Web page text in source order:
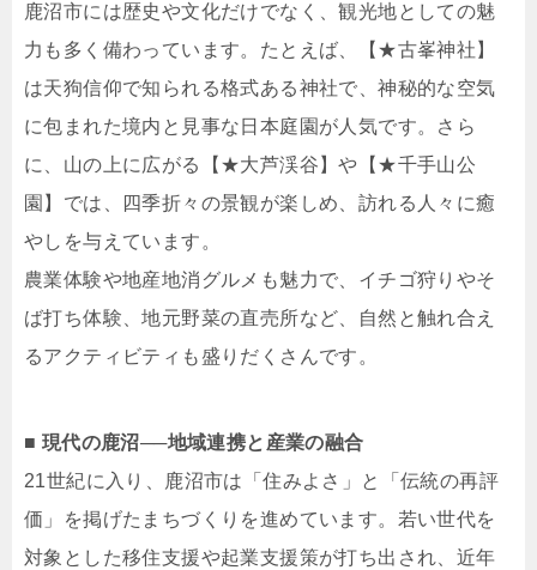
鹿沼市には歴史や文化だけでなく、観光地としての魅
力も多く備わっています。たとえば、【★古峯神社】
は天狗信仰で知られる格式ある神社で、神秘的な空気
に包まれた境内と見事な日本庭園が人気です。さら
に、山の上に広がる【★大芦渓谷】や【★千手山公
園】では、四季折々の景観が楽しめ、訪れる人々に癒
やしを与えています。
農業体験や地産地消グルメも魅力で、イチゴ狩りやそ
ば打ち体験、地元野菜の直売所など、自然と触れ合え
るアクティビティも盛りだくさんです。
■ 現代の鹿沼──地域連携と産業の融合
21世紀に入り、鹿沼市は「住みよさ」と「伝統の再評
価」を掲げたまちづくりを進めています。若い世代を
対象とした移住支援や起業支援策が打ち出され、近年